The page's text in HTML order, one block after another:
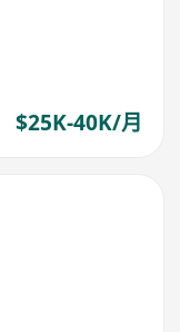
$25K-40K/月